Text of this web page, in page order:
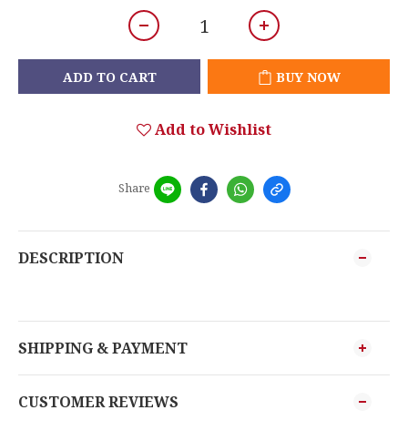
ADD TO CART BUY NOW
Add to Wishlist
Share
DESCRIPTION
SHIPPING & PAYMENT
CUSTOMER REVIEWS